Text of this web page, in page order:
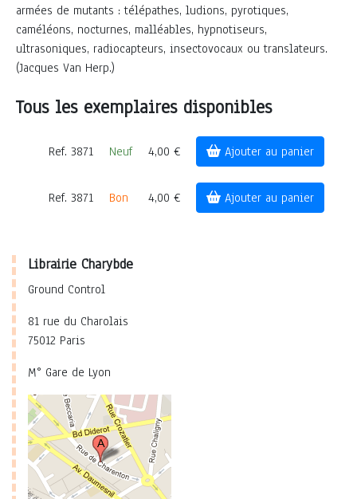
armées de mutants : télépathes, ludions, pyrotiques,
caméléons, nocturnes, malléables, hypnotiseurs,
ultrasoniques, radiocapteurs, insectovocaux ou translateurs.
(Jacques Van Herp.)
Tous les exemplaires disponibles
Ref. 3871 Neuf 4,00 € Ajouter au panier
Ref. 3871 Bon 4,00 € Ajouter au panier
Librairie Charybde
Ground Control
81 rue du Charolais
75012 Paris
M° Gare de Lyon